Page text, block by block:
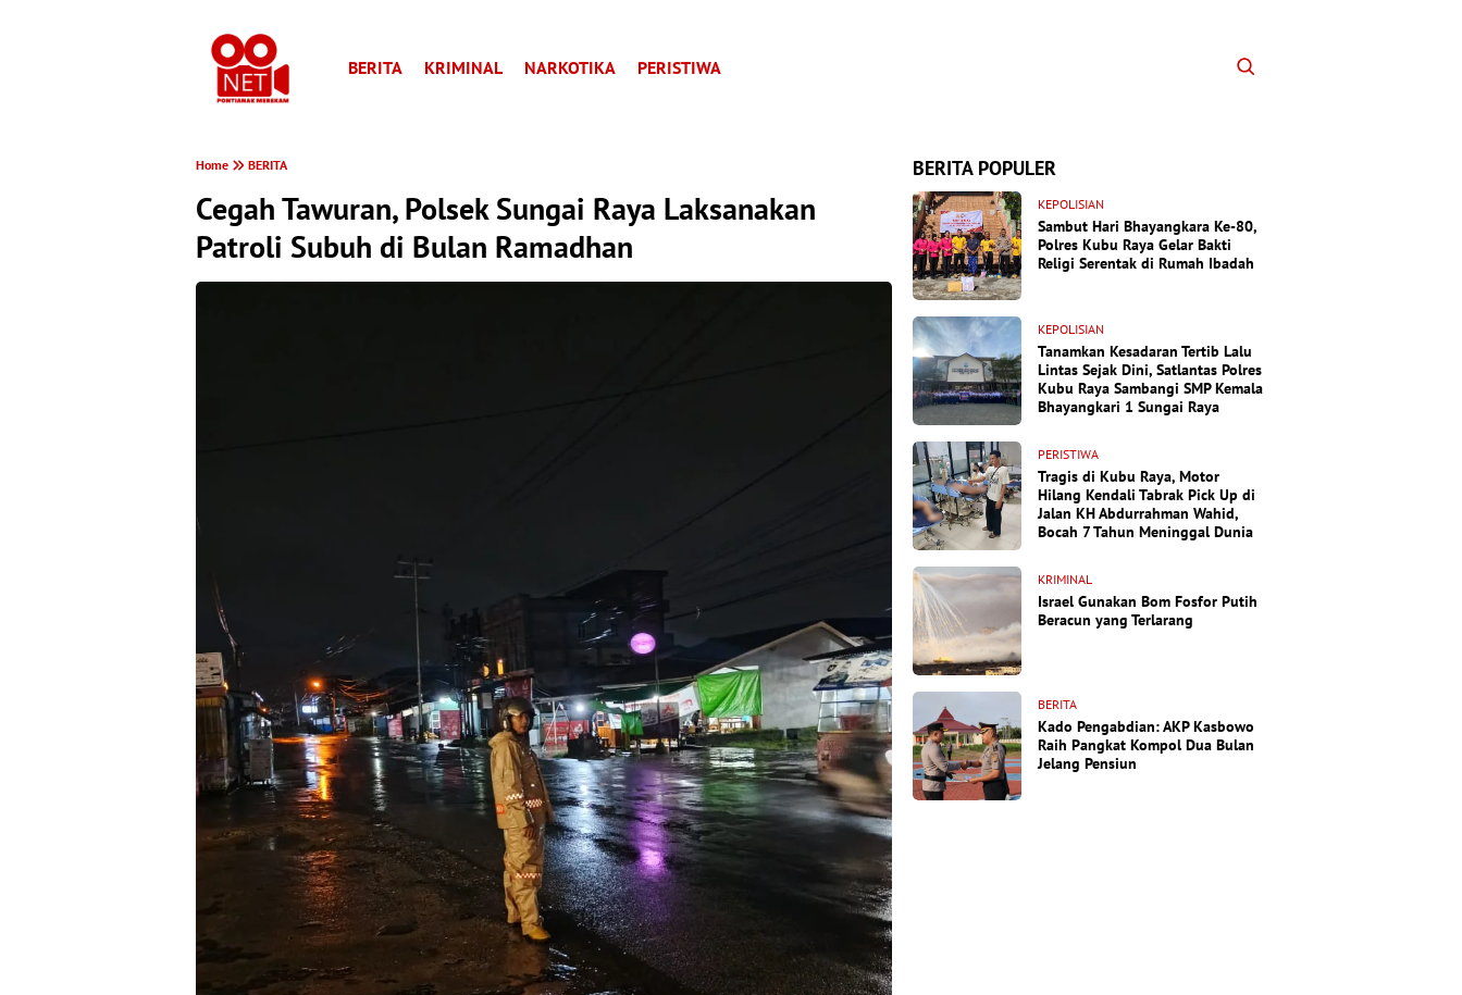
BERITA KRIMINAL NARKOTIKA PERISTIWA
Home BERITA
Cegah Tawuran, Polsek Sungai Raya Laksanakan
Patroli Subuh di Bulan Ramadhan
BERITA POPULER
KEPOLISIAN
Sambut Hari Bhayangkara Ke-80,
Polres Kubu Raya Gelar Bakti
Religi Serentak di Rumah Ibadah
KEPOLISIAN
Tanamkan Kesadaran Tertib Lalu
Lintas Sejak Dini, Satlantas Polres
Kubu Raya Sambangi SMP Kemala
Bhayangkari 1 Sungai Raya
PERISTIWA
Tragis di Kubu Raya, Motor
Hilang Kendali Tabrak Pick Up di
Jalan KH Abdurrahman Wahid,
Bocah 7 Tahun Meninggal Dunia
KRIMINAL
Israel Gunakan Bom Fosfor Putih
Beracun yang Terlarang
BERITA
Kado Pengabdian: AKP Kasbowo
Raih Pangkat Kompol Dua Bulan
Jelang Pensiun